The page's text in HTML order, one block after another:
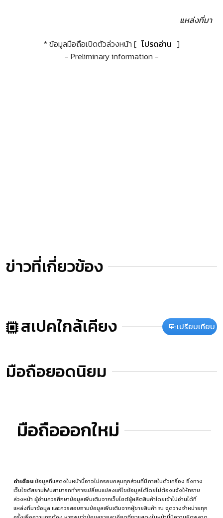
แหล่งที่มา
* ข้อมูลมือถือเปิดตัวล่วงหน้า [ โปรดอ่าน ]
- Preliminary information -
ข่าวที่เกี่ยวข้อง
สเปคใกล้เคียง เปรียบเทียบ
มือถือยอดนิยม
มือถือออกใหม่
คำเตือนข้อมูลที่แสดงในหน้านี้อาจไม่ครอบคลุมทุกส่วนที่มีภายในตัวเครื่อง ซึ่งทาง
เว็บไซต์สยามโฟนสามารถทำการเปลี่ยนแปลงแก้ไขข้อมูลได้โดยไม่ต้องแจ้งให้ทราบ
ล่วงหน้า ผู้อ่านควรศึกษาข้อมูลเพิ่มเติมจากเว็บไซต์ผู้ผลิตสินค้าโดยเข้าไปอ่านได้ที่
แหล่งที่มาข้อมูล และควรสอบถามข้อมูลเพิ่มเติมจากผู้ขายสินค้า ณ จุดวางจำหน่ายทุก